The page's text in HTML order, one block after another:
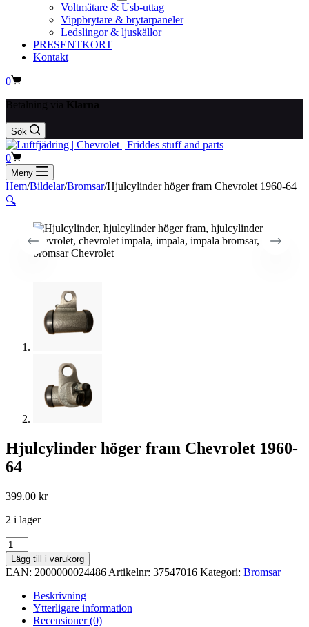
Voltmätare & Usb-uttag
Vippbrytare & brytarpaneler
Ledslingor & ljuskällor
PRESENTKORT
Kontakt
Varukorg
0
Sök
Varukorg
0
Meny
Hem/Bildelar/Bromsar/Hjulcylinder höger fram Chevrolet 1960-64
🔍
Hjulcylinder höger fram Chevrolet 1960-
64
399.00 kr
2 i lager
Hjulcylinder
höger
fram
Chevrolet
1960-
mängd
Lägg till i varukorg
EAN: 2000000024486 Artikelnr: 37547016 Kategori: Bromsar
Beskrivning
Ytterligare information
Recensioner (0)